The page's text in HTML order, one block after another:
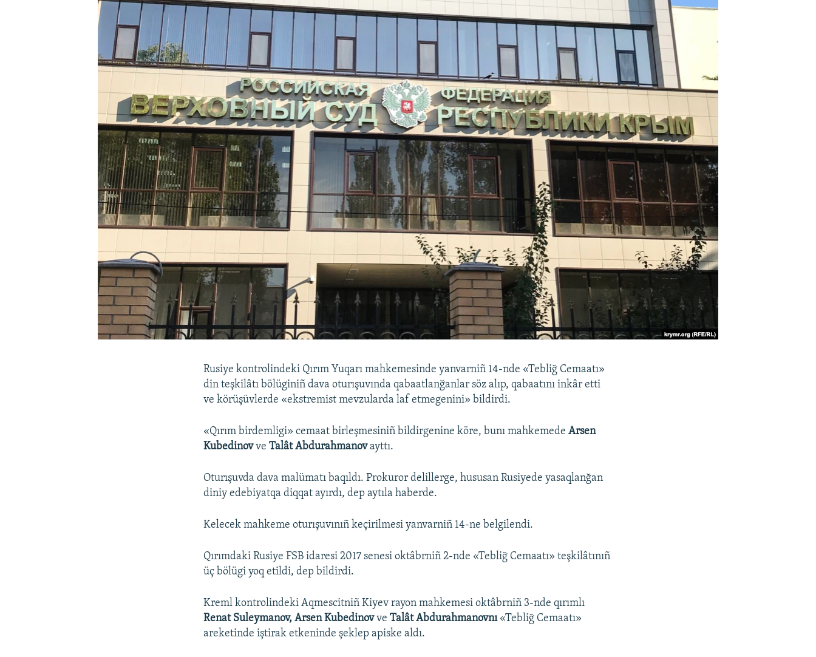
Rusiye kontrolindeki Qırım Yuqarı mahkemesinde yanvarniñ 14-nde «Tebliğ Cemaatı»
din teşkilâtı bölüginiñ dava oturışuvında qabaatlanğanlar söz alıp, qabaatını inkâr etti
ve körüşüvlerde «ekstremist mevzularda laf etmegenini» bildirdi.
«Qırım birdemligi» cemaat birleşmesiniñ bildirgenine köre, bunı mahkemedeArsen
Kubedinovve Talât Abdurahmanovayttı.
Oturışuvda dava malümatı baqıldı. Prokuror delillerge, hususan Rusiyede yasaqlanğan
diniy edebiyatqa diqqat ayırdı, dep aytıla haberde.
Kelecek mahkeme oturışuvınıñ keçirilmesi yanvarniñ 14-ne belgilendi.
Qırımdaki Rusiye FSB idaresi 2017 senesi oktâbrniñ 2-nde «Tebliğ Cemaatı» teşkilâtınıñ
üç bölügi yoq etildi, dep bildirdi.
Kreml kontrolindeki Aqmescitniñ Kiyev rayon mahkemesi oktâbrniñ 3-nde qırımlı
Renat Suleymanov, Arsen KubedinovveTalât Abdurahmanovnı«Tebliğ Cemaatı»
areketinde iştirak etkeninde şeklep apiske aldı.